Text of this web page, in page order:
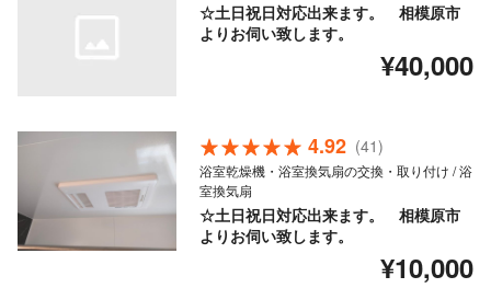
☆土日祝日対応出来ます。 相模原市
よりお伺い致します。
¥40,000
4.92 (41)
浴室乾燥機・浴室換気扇の交換・取り付け / 浴
室換気扇
☆土日祝日対応出来ます。 相模原市
よりお伺い致します。
¥10,000